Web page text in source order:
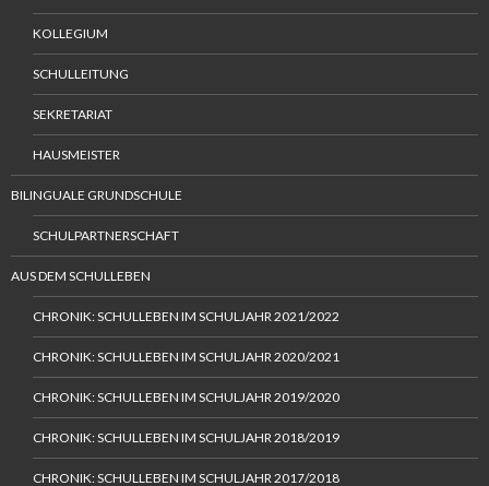
KOLLEGIUM
SCHULLEITUNG
SEKRETARIAT
HAUSMEISTER
BILINGUALE GRUNDSCHULE
SCHULPARTNERSCHAFT
AUS DEM SCHULLEBEN
CHRONIK: SCHULLEBEN IM SCHULJAHR 2021/2022
CHRONIK: SCHULLEBEN IM SCHULJAHR 2020/2021
CHRONIK: SCHULLEBEN IM SCHULJAHR 2019/2020
CHRONIK: SCHULLEBEN IM SCHULJAHR 2018/2019
CHRONIK: SCHULLEBEN IM SCHULJAHR 2017/2018